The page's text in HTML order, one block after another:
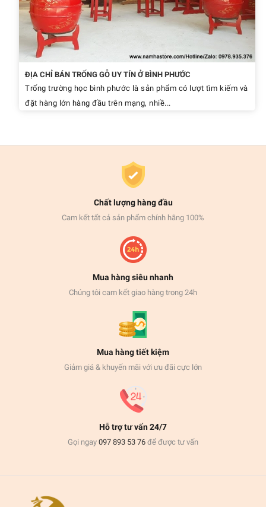
ĐỊA CHỈ BÁN TRỐNG GỖ UY TÍN Ở BÌNH PHƯỚC
Trống trường học bình phước là sản phẩm có lượt tìm kiếm và
đặt hàng lớn hàng đầu trên mạng, nhiề...
Chất lượng hàng đầu
Cam kết tất cả sản phẩm chính hãng 100%
Mua hàng siêu nhanh
Chúng tôi cam kết giao hàng trong 24h
Mua hàng tiết kiệm
Giảm giá & khuyến mãi với ưu đãi cực lớn
Hỗ trợ tư vấn 24/7
Gọi ngay 097 893 53 76 để được tư vấn